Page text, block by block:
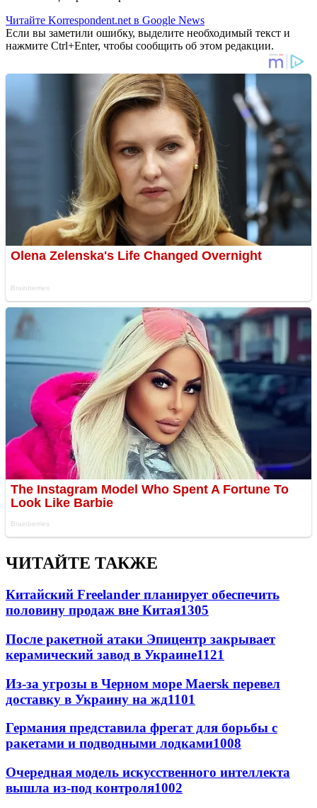
Читайте Korrespondent.net в Google News
Если вы заметили ошибку, выделите необходимый текст и
нажмите Ctrl+Enter, чтобы сообщить об этом редакции.
ЧИТАЙТЕ ТАКЖЕ
Китайский Freelander планирует обеспечить
половину продаж вне Китая1305
После ракетной атаки Эпицентр закрывает
керамический завод в Украине1121
Из-за угрозы в Черном море Maersk перевел
доставку в Украину на жд1101
Германия представила фрегат для борьбы с
ракетами и подводными лодками1008
Очередная модель искусственного интеллекта
вышла из-под контроля1002